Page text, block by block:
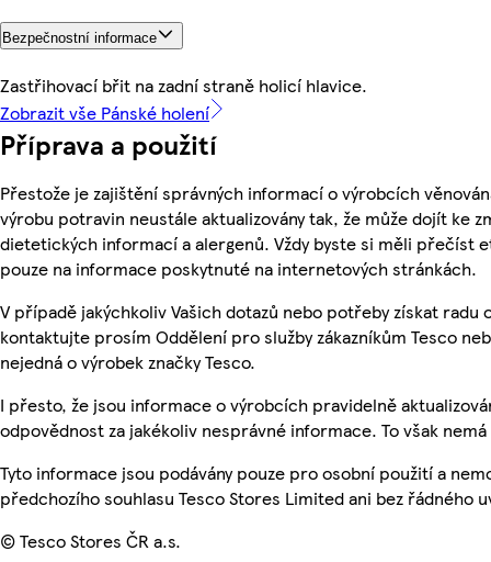
Bezpečnostní informace
Zastřihovací břit na zadní straně holicí hlavice.
Zobrazit vše Pánské holení
Příprava a použití
Přestože je zajištění správných informací o výrobcích
výrobu potravin neustále aktualizovány tak, že může dojít ke
dietetických informací a alergenů. Vždy byste si měli přečíst
pouze na informace poskytnuté na internetových stránkách.
V případě jakýchkoliv Vašich dotazů nebo potřeby získat radu
kontaktujte prosím Oddělení pro služby zákazníkům Tesco
nejedná o výrobek značky Tesco.
I přesto, že jsou informace o výrobcích pravidelně
odpovědnost za jakékoliv nesprávné informace. To však
Tyto informace jsou podávány pouze pro osobní použití a
předchozího souhlasu Tesco Stores Limited ani bez řádného
© Tesco Stores ČR a.s.